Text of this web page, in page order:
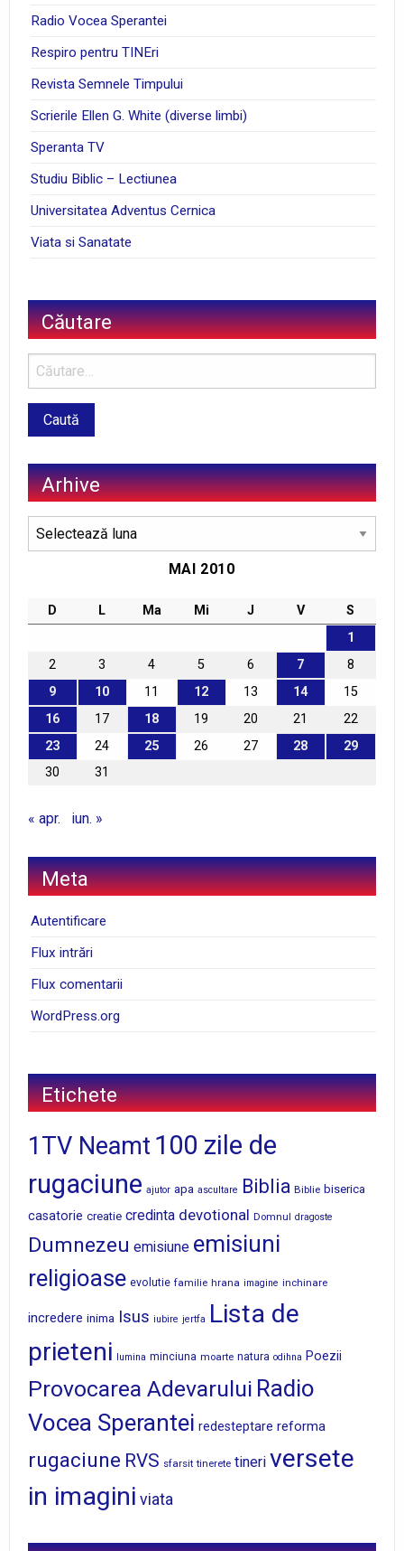
Radio Vocea Sperantei
Respiro pentru TINEri
Revista Semnele Timpului
Scrierile Ellen G. White (diverse limbi)
Speranta TV
Studiu Biblic – Lectiunea
Universitatea Adventus Cernica
Viata si Sanatate
Căutare
Arhive
Arhive
MAI 2010
D L Ma Mi J V
S
1
2
3 4 5 6 7
8
9
10 11 12 13 14
15
16
17 18 19 20 21
22
23
24 25 26 27 28
29
30
31
« apr. iun. »
Meta
Autentificare
Flux intrări
Flux comentarii
WordPress.org
Etichete
1TV Neamt 100 zile de
rugaciune ajutor apa ascultare Biblia Biblie biserica
casatorie creatie credinta devotional Domnul dragoste
Dumnezeu emisiune emisiuni
religioase evolutie familie hrana imagine inchinare
incredere inima Isus iubire jertfa Lista de
prieteni
lumina minciuna moarte natura odihna Poezii
Provocarea Adevarului Radio
Vocea Sperantei redesteptare reforma
rugaciune RVS sfarsit tinerete tineri versete
in imagini viata